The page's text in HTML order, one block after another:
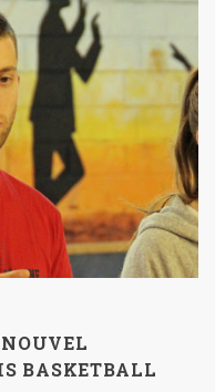
BASKETBALL